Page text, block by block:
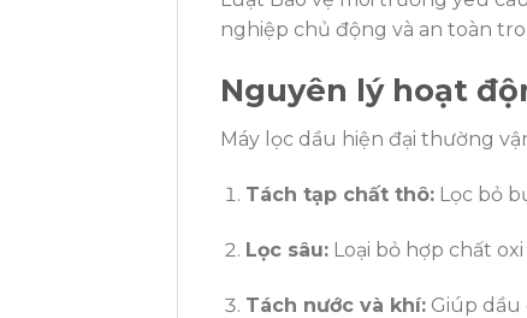
nghiệp chủ động và an toàn
Nguyên lý hoạt
Máy lọc dầu hiện đại thường
Tách tạp chất thô:Lọc bỏ
Lọc sâu:Loại bỏ hợp chất
Tách nước và khí:Giúp dầu